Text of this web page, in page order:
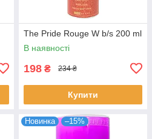
The Pride Rouge W b/s 200 ml
В наявності
198 ₴ 234 ₴
Купити
Новинка –15%